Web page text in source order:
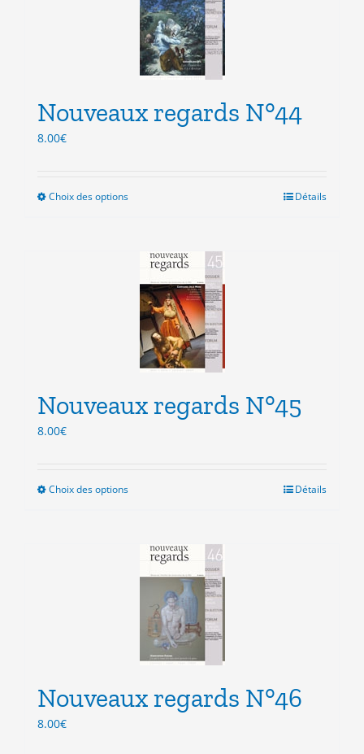
Nouveaux regards N°44
8.00€
Choix des optionsCe
plusieurs
variations.
Les
options
peuvent
être
choisies
page
Détails
Nouveaux regards N°45
8.00€
Choix des optionsCe
plusieurs
variations.
Les
options
peuvent
être
choisies
page
Détails
Nouveaux regards N°46
8.00€